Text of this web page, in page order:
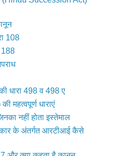
महत्वपूर्ण धाराएं
नहीं होता इस्तेमाल
के अंतर्गत आरटीआई कैसे
और क्या कहता है कानून
बलात्कार पर कानून और दंड
503, 504 व 506 के अधीन
में भारतीय दण्ड संहिता 1860 के